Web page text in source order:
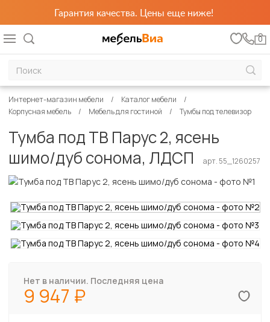
Гарантия качества. Цены еще ниже!
0
Интернет-магазин мебели
Каталог мебели
Корпусная мебель
Мебель для гостиной Тумбы под телевизор
Тумба под ТВ Парус 2, ясень
шимо/дуб сонома, ЛДСП
арт. 55_1260257
Нет в наличии. Последняя цена
9 947